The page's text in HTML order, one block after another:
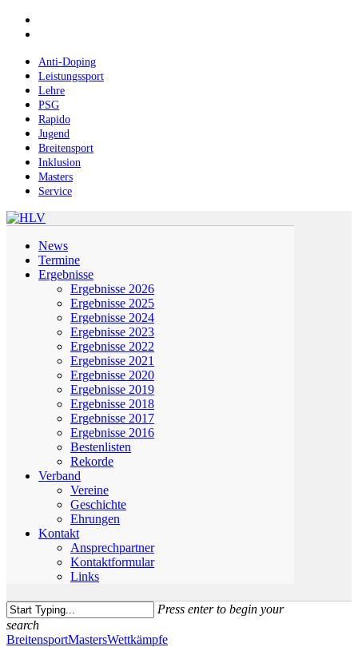
Skip
contentAnti-Doping
Leistungssport
Lehre
PSG
Rapido
Jugend
Breitensport
Inklusion
Masters
Service
News
Termine
Ergebnisse
Ergebnisse 2026
Ergebnisse 2025
Ergebnisse 2024
Ergebnisse 2023
Ergebnisse 2022
Ergebnisse 2021
Ergebnisse 2020
Ergebnisse 2019
Ergebnisse 2018
Ergebnisse 2017
Ergebnisse 2016
Bestenlisten
Rekorde
Verband
Vereine
Geschichte
Ehrungen
Kontakt
Ansprechpartner
Kontaktformular
Links
Press enter to begin your
search
Close
BreitensportMastersWettkämpfe